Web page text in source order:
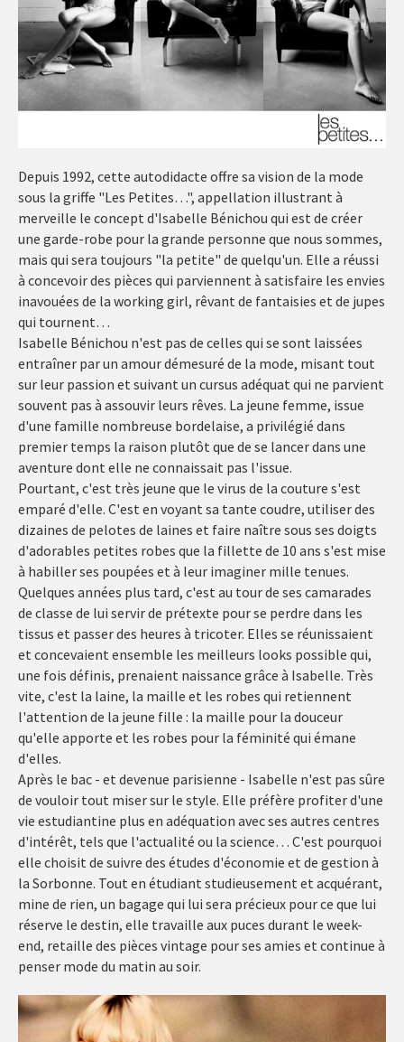
Depuis 1992, cette autodidacte offre sa vision de la mode
sous la griffe "Les Petites…", appellation illustrant à
merveille le concept d'Isabelle Bénichou qui est de créer
une garde-robe pour la grande personne que nous sommes,
mais qui sera toujours "la petite" de quelqu'un. Elle a réussi
à concevoir des pièces qui parviennent à satisfaire les envies
inavouées de la working girl, rêvant de fantaisies et de jupes
qui tournent…
Isabelle Bénichou n'est pas de celles qui se sont laissées
entraîner par un amour démesuré de la mode, misant tout
sur leur passion et suivant un cursus adéquat qui ne parvient
souvent pas à assouvir leurs rêves. La jeune femme, issue
d'une famille nombreuse bordelaise, a privilégié dans
premier temps la raison plutôt que de se lancer dans une
aventure dont elle ne connaissait pas l'issue.
Pourtant, c'est très jeune que le virus de la couture s'est
emparé d'elle. C'est en voyant sa tante coudre, utiliser des
dizaines de pelotes de laines et faire naître sous ses doigts
d'adorables petites robes que la fillette de 10 ans s'est mise
à habiller ses poupées et à leur imaginer mille tenues.
Quelques années plus tard, c'est au tour de ses camarades
de classe de lui servir de prétexte pour se perdre dans les
tissus et passer des heures à tricoter. Elles se réunissaient
et concevaient ensemble les meilleurs looks possible qui,
une fois définis, prenaient naissance grâce à Isabelle. Très
vite, c'est la laine, la maille et les robes qui retiennent
l'attention de la jeune fille : la maille pour la douceur
qu'elle apporte et les robes pour la féminité qui émane
d'elles.
Après le bac - et devenue parisienne - Isabelle n'est pas sûre
de vouloir tout miser sur le style. Elle préfère profiter d'une
vie estudiantine plus en adéquation avec ses autres centres
d'intérêt, tels que l'actualité ou la science… C'est pourquoi
elle choisit de suivre des études d'économie et de gestion à
la Sorbonne. Tout en étudiant studieusement et acquérant,
mine de rien, un bagage qui lui sera précieux pour ce que lui
réserve le destin, elle travaille aux puces durant le week-
end, retaille des pièces vintage pour ses amies et continue à
penser mode du matin au soir.